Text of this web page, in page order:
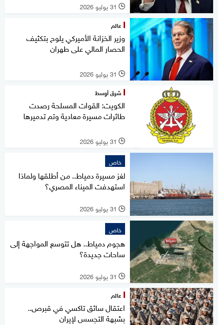
l 31 يوليو 2026
عالم
وزير الخزانة الأميركي يلوح بتكثيف
الحصار المالي على طهران
l 31 يوليو 2026
شرق أوسط
الكويت: القوات المسلحة رصدت
طائرات مسيرة معادية وتم تدميرها
l 31 يوليو 2026
خاص
لغز مسيرة دمياط.. من أطلقها ولماذا
استهدفت الميناء المصري؟
l 31 يوليو 2026
خاص
هجوم دمياط.. هل تتوسع المواجهة إلى
ساحات جديدة؟
l 31 يوليو 2026
عالم
اعتقال سائق تاكسي في قبرص..
بشبهة التجسس لإيران